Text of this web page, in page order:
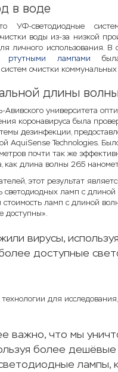
в воде
УФ-светодиодные
воды из-за низкой
личного использования. В
ртутными лампами
очистки
длины волны
Авивского университета
коронавируса была
дезинфекции,
AquiSense Technologies.
почти так же
как длина волны 265
этот результат
светодиодных ламп с
стоимость ламп с длиной
доступны».
вирусы,
доступные
для
важно, что мы
более
лампы,